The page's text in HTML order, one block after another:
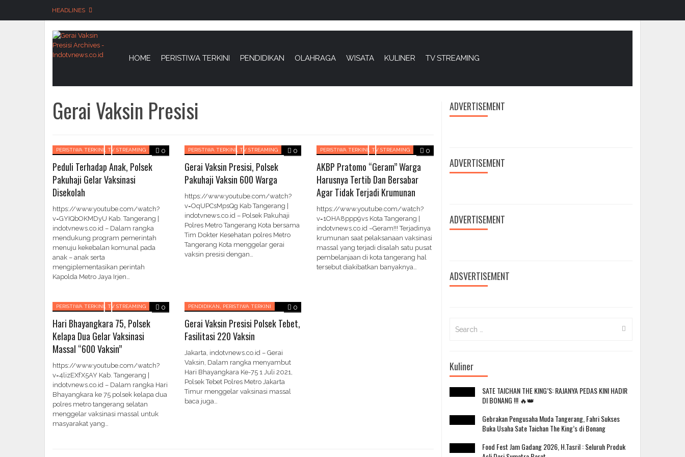
HEADLINES
to
content
HOME PERISTIWA TERKINI PENDIDIKAN OLAHRAGA WISATA KULINER TV STREAMING
Gerai Vaksin Presisi
0
PERISTIWA TERKINI, TV STREAMING
Peduli Terhadap Anak, Polsek
Pakuhaji Gelar Vaksinasi
Disekolah
https://www.youtube.com/watch?
v=GYIQbOKMDyU Kab. Tangerang |
indotvnews.co.id – Dalam rangka
mendukung program pemerintah
menuju kekebalan komunal pada
anak – anak serta
mengiplementasikan perintah
Kapolda Metro Jaya Irjen…
0
PERISTIWA TERKINI,TV STREAMING
Gerai Vaksin Presisi, Polsek
Pakuhaji Vaksin 600 Warga
https://www.youtube.com/watch?
v=OqUPCsMpsQg Kab Tangerang |
indotvnews.co.id – Polsek Pakuhaji
Polres Metro Tangerang Kota bersama
Tim Dokter Kesehatan polres Metro
Tangerang Kota menggelar gerai
vaksin presisi dengan…
0
PERISTIWA TERKINI,TV STREAMING
AKBP Pratomo “Geram” Warga
Harusnya Tertib Dan Bersabar
Agar Tidak Terjadi Krumunan
https://www.youtube.com/watch?
v=1OHA8ppp9vs Kota Tangerang |
indotvnews.co.id –Geram!!! Terjadinya
krumunan saat pelaksanaan vaksinasi
massal yang terjadi disalah satu pusat
pembelanjaan di kota tangerang hal
tersebut diakibatkan banyaknya…
0
PERISTIWA TERKINI, TV STREAMING
Hari Bhayangkara 75, Polsek
Kelapa Dua Gelar Vaksinasi
Massal “600 Vaksin”
https://www.youtube.com/watch?
v=4lizEXfX5AY Kab. Tangerang |
indotvnews.co.id – Dalam rangka Hari
Bhayangkara ke 75 polsek kelapa dua
polres metro tangerang selatan
menggelar vaksinasi massal untuk
masyarakat yang…
0
PENDIDIKAN, PERISTIWA TERKINI
Gerai Vaksin Presisi Polsek Tebet,
Fasilitasi 220 Vaksin
Jakarta, indotvnews.co.id – Gerai
Vaksin, Dalam rangka menyambut
Hari Bhayangkara Ke-75 1 Juli 2021,
Polsek Tebet Polres Metro Jakarta
Timur menggelar vaksinasi massal
baca juga…
ADVERTISEMENT
ADVERTISEMENT
ADVERTISEMENT
ADSVERTISEMENT
for:
Kuliner
SATE TAICHAN THE KING’S: RAJANYA PEDAS KINI HADIR
DI BONANG !!! 🔥👑
Gebrakan Pengusaha Muda Tangerang, Fahri Sukses
Buka Usaha Sate Taichan The King’s di Bonang
Food Fest Jam Gadang 2026, H.Tasril : Seluruh Produk